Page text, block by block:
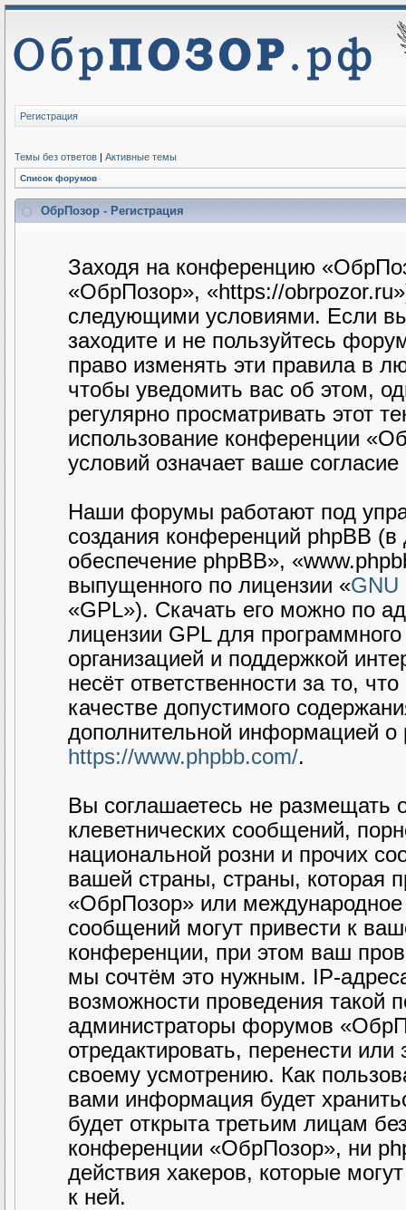
Регистрация
Темы без ответов | Активные темы
Список форумов
ОбрПозор - Регистрация
Заходя на конференцию
«ОбрПозор», «https://
следующими условиями. Если
заходите и не пользуйтесь
право изменять эти правила в
чтобы уведомить вас об этом,
регулярно просматривать этот
использование конференции
условий означает ваше
Наши форумы работают под
создания конференций phpBB
обеспечение phpBB»,
выпущенного по лицензии «GNU
«GPL»). Скачать его можно по
лицензии GPL для
организацией и поддержкой
несёт ответственности за то,
качестве допустимого
дополнительной информацией
https://www.phpbb.com/.
Вы соглашаетесь не размещать
клеветнических сообщений,
национальной розни и прочих
вашей страны, страны, которая
«ОбрПозор» или
сообщений могут привести к
конференции, при этом ваш
мы сочтём это нужным. IP-
возможности проведения такой
администраторы форумов
отредактировать, перенести
своему усмотрению. Как
вами информация будет
будет открыта третьим лицам
конференции «ОбрПозор», ни
действия хакеров, которые
к ней.